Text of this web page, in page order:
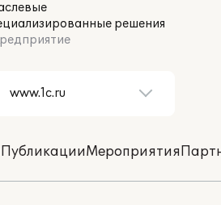
решения
ПубликацииМероприятия